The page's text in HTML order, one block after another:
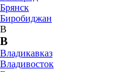
Брянск
Биробиджан
В
В
Владикавказ
Владивосток